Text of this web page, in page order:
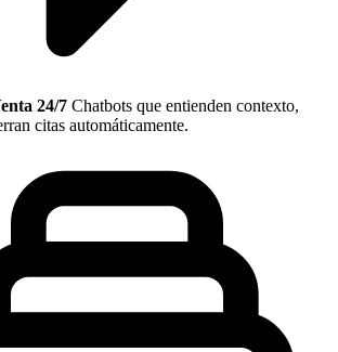
24/7 Chatbots que entienden contexto,
citas automáticamente.